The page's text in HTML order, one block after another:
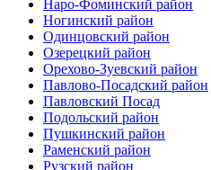
Наро-Фоминский район
Ногинский район
Одинцовский район
Озерецкий район
Орехово-Зуевский район
Павлово-Посадский район
Павловский Посад
Подольский район
Пушкинский район
Раменский район
Рузский район